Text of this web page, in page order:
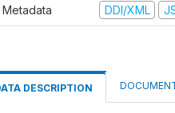
Metadata DDI/XML
DESCRIPTION